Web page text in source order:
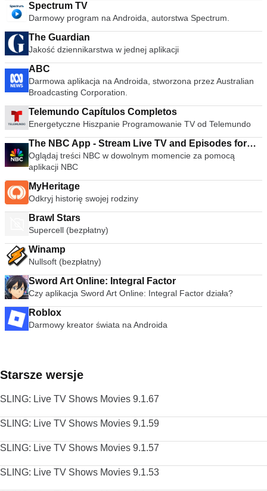
Spectrum TV
Darmowy program na Androida, autorstwa Spectrum.
The Guardian
Jakość dziennikarstwa w jednej aplikacji
ABC
Darmowa aplikacja na Androida, stworzona przez Australian
Broadcasting Corporation.
Telemundo Capítulos Completos
Energetyczne Hiszpanie Programowanie TV od Telemundo
The NBC App - Stream Live TV and Episodes for
Free
Oglądaj treści NBC w dowolnym momencie za pomocą
aplikacji NBC
MyHeritage
Odkryj historię swojej rodziny
Brawl Stars
Supercell (bezpłatny)
Winamp
Nullsoft (bezpłatny)
Sword Art Online: Integral Factor
Czy aplikacja Sword Art Online: Integral Factor działa?
Roblox
Darmowy kreator świata na Androida
Starsze wersje
SLING: Live TV Shows Movies 9.1.67
SLING: Live TV Shows Movies 9.1.59
SLING: Live TV Shows Movies 9.1.57
SLING: Live TV Shows Movies 9.1.53